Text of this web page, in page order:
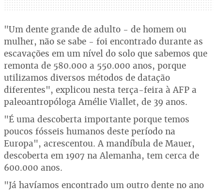
"Um dente grande de adulto - de homem ou
mulher, não se sabe - foi encontrado durante as
escavações em um nível do solo que sabemos que
remonta de 580.000 a 550.000 anos, porque
utilizamos diversos métodos de datação
diferentes", explicou nesta terça-feira à AFP a
paleoantropóloga Amélie Viallet, de 39 anos.
"É uma descoberta importante porque temos
poucos fósseis humanos deste período na
Europa", acrescentou. A mandíbula de Mauer,
descoberta em 1907 na Alemanha, tem cerca de
600.000 anos.
"Já havíamos encontrado um outro dente no ano